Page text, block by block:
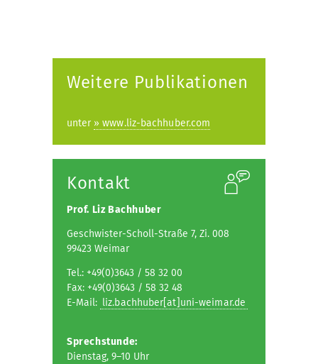
Weitere Publikationen
unter » www.liz-bachhuber.com
Kontakt
Prof. Liz Bachhuber
Geschwister-Scholl-Straße 7, Zi. 008
99423 Weimar
Tel.: +49(0)3643 / 58 32 00
Fax: +49(0)3643 / 58 32 48
E-Mail: liz.bachhuber[at]uni-weimar.de
Sprechstunde:
Dienstag, 9–10 Uhr